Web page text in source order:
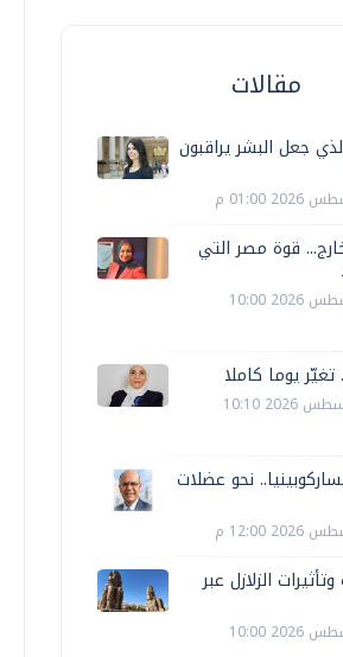
مقالات
جعل البشر يراقبون
قوة مصر التي
الجمعة، 07 اغسطس 2026 10:00
يوما كاملا
الخميس، 06 اغسطس 2026 10:10
نحو عضلات
الزلازل عبر
الأربعاء، 05 اغسطس 2026 10:00